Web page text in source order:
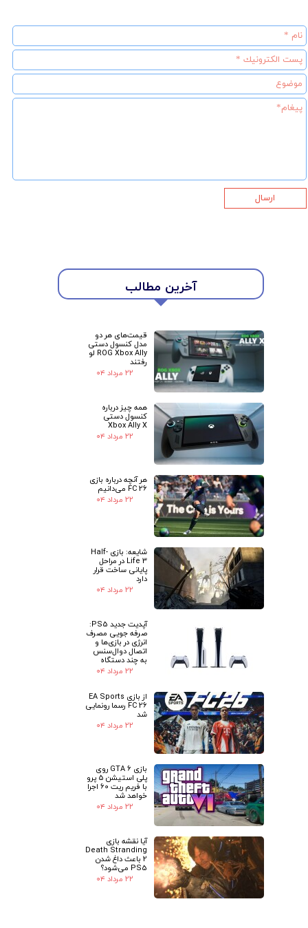
★ آخرین مطالب
قیمت‌های هر دو
مدل کنسول دستی
ROG Xbox Ally لو
رفتند
۲۲ مرداد ۰۴
همه چیز درباره
کنسول دستی
Xbox Ally X
۲۲ مرداد ۰۴
هر آنچه درباره بازی
FC 26 می‌دانیم
۲۲ مرداد ۰۴
شایعه: بازی Half-
Life 3 در مراحل
پایانی ساخت قرار
دارد
۲۲ مرداد ۰۴
آپدیت جدید PS5:
صرفه جویی مصرف
انرژی در بازی‌ها و
اتصال دوال‌سنس
به چند دستگاه
۲۲ مرداد ۰۴
از بازی EA Sports
FC 26 رسما رونمایی
شد
۲۲ مرداد ۰۴
بازی GTA 6 روی
پلی استیشن 5 پرو
با فریم ریت 60 اجرا
خواهد شد
۲۲ مرداد ۰۴
آیا نقشه بازی
Death Stranding
2 باعث داغ شدن
PS5 می‌شود؟
۲۲ مرداد ۰۴
ارسال